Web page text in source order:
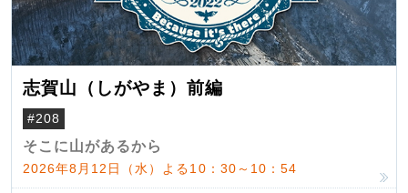
志賀山（しがやま）前編
#208
そこに山があるから
2026年8月12日（水）よる10：30～10：54